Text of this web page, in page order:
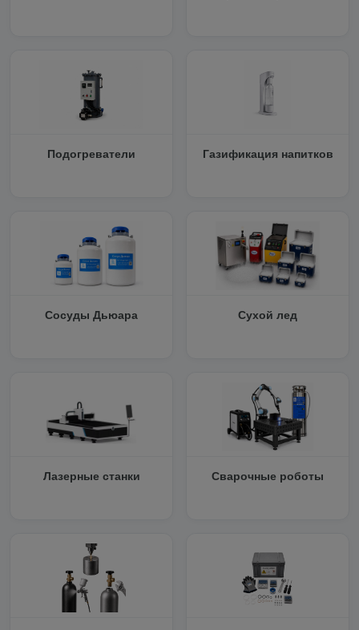
Подогреватели Газификация напитков
Сосуды Дьюара Сухой лед
Лазерные станки Сварочные роботы